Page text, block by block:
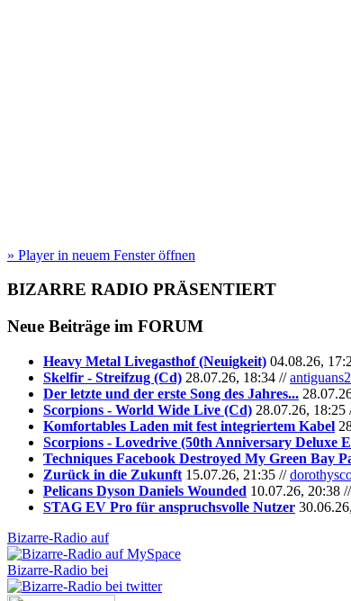
» Player in neuem Fenster öffnen
BIZARRE RADIO PRÄSENTIERT
Neue Beiträge im FORUM
Heavy Metal Livegasthof (Neuigkeit) 04.08.26,
Skelfir - Streifzug (Cd) 28.07.26, 18:34 //antiguans2
Der letzte und der erste Song des Jahres...
Scorpions - World Wide Live (Cd) 28.07.26, 18:25
Komfortables Laden mit fest integriertem Kabel
Scorpions - Lovedrive (50th Anniversary Deluxe
Techniques Facebook Destroyed My Green Bay
Zurück in die Zukunft 15.07.26, 21:35 //
Pelicans Dyson Daniels Wounded 10.07.26, 20:38 //
STAG EV Pro für anspruchsvolle Nutzer
Bizarre-Radio auf
Bizarre-Radio bei